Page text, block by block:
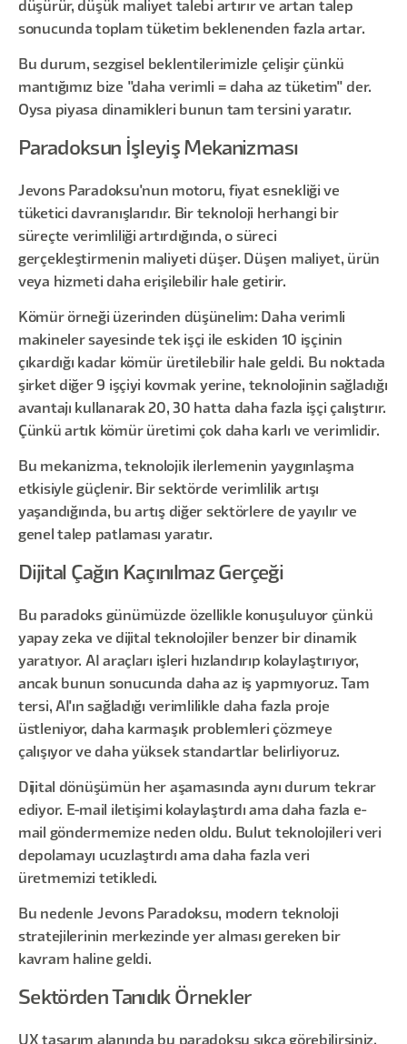
düşürür, düşük maliyet talebi artırır ve artan talep
sonucunda toplam tüketim beklenenden fazla artar.
Bu durum, sezgisel beklentilerimizle çelişir çünkü
mantığımız bize "daha verimli = daha az tüketim" der.
Oysa piyasa dinamikleri bunun tam tersini yaratır.
Paradoksun İşleyiş Mekanizması
Jevons Paradoksu'nun motoru, fiyat esnekliği ve
tüketici davranışlarıdır. Bir teknoloji herhangi bir
süreçte verimliliği artırdığında, o süreci
gerçekleştirmenin maliyeti düşer. Düşen maliyet, ürün
veya hizmeti daha erişilebilir hale getirir.
Kömür örneği üzerinden düşünelim: Daha verimli
makineler sayesinde tek işçi ile eskiden 10 işçinin
çıkardığı kadar kömür üretilebilir hale geldi. Bu noktada
şirket diğer 9 işçiyi kovmak yerine, teknolojinin sağladığı
avantajı kullanarak 20, 30 hatta daha fazla işçi çalıştırır.
Çünkü artık kömür üretimi çok daha karlı ve verimlidir.
Bu mekanizma, teknolojik ilerlemenin yaygınlaşma
etkisiyle güçlenir. Bir sektörde verimlilik artışı
yaşandığında, bu artış diğer sektörlere de yayılır ve
genel talep patlaması yaratır.
Dijital Çağın Kaçınılmaz Gerçeği
Bu paradoks günümüzde özellikle konuşuluyor çünkü
yapay zeka ve dijital teknolojiler benzer bir dinamik
yaratıyor. AI araçları işleri hızlandırıp kolaylaştırıyor,
ancak bunun sonucunda daha az iş yapmıyoruz. Tam
tersi, AI'ın sağladığı verimlilikle daha fazla proje
üstleniyor, daha karmaşık problemleri çözmeye
çalışıyor ve daha yüksek standartlar belirliyoruz.
Dijital dönüşümün her aşamasında aynı durum tekrar
ediyor. E-mail iletişimi kolaylaştırdı ama daha fazla e-
mail göndermemize neden oldu. Bulut teknolojileri veri
depolamayı ucuzlaştırdı ama daha fazla veri
üretmemizi tetikledi.
Bu nedenle Jevons Paradoksu, modern teknoloji
stratejilerinin merkezinde yer alması gereken bir
kavram haline geldi.
Sektörden Tanıdık Örnekler
UX tasarım alanında bu paradoksu sıkça görebilirsiniz.